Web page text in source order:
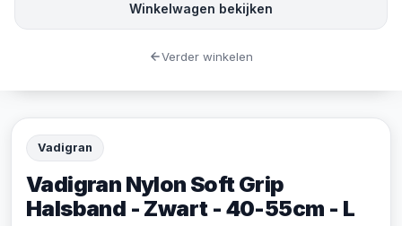
Vadigran
Vadigran Nylon Soft Grip
Halsband - Zwart - 40-55cm - L
Winkelwagen bekijken
Verder winkelen